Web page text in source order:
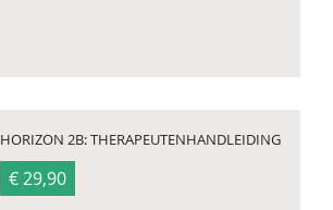
HORIZON 2B: THERAPEUTENHANDLEIDING
€ 29,90